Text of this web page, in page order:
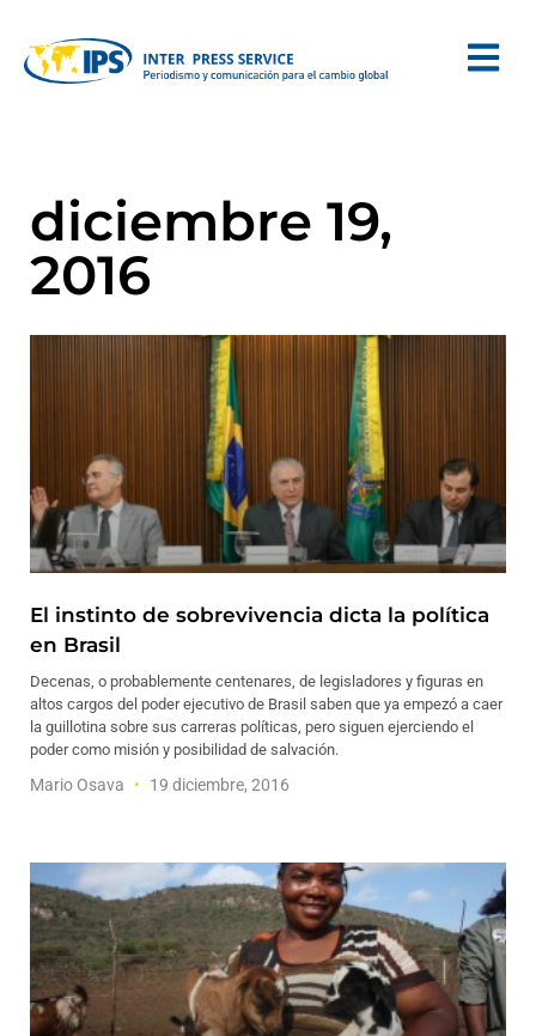
diciembre 19,
2016
El instinto de sobrevivencia dicta la política
en Brasil
Decenas, o probablemente centenares, de legisladores y figuras en
altos cargos del poder ejecutivo de Brasil saben que ya empezó a caer
la guillotina sobre sus carreras políticas, pero siguen ejerciendo el
poder como misión y posibilidad de salvación.
Mario Osava 19 diciembre, 2016